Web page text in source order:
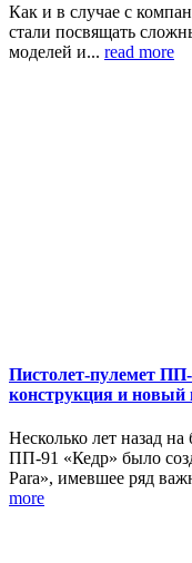
Как и в случае с
стали посвящать
моделей и... read more
Пистолет-пулемет
конструкция и новый
Несколько лет назад на
ПП-91 «Кедр» было
Para», имевшее ряд
more